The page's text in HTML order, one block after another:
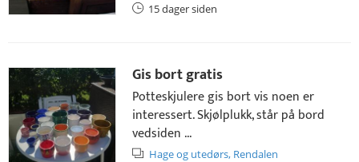
15 dager siden
Gis bort gratis
Potteskjulere gis bort vis noen er
interessert. Skjølplukk, står på bord
vedsiden ...
Hage og utedørs, Rendalen